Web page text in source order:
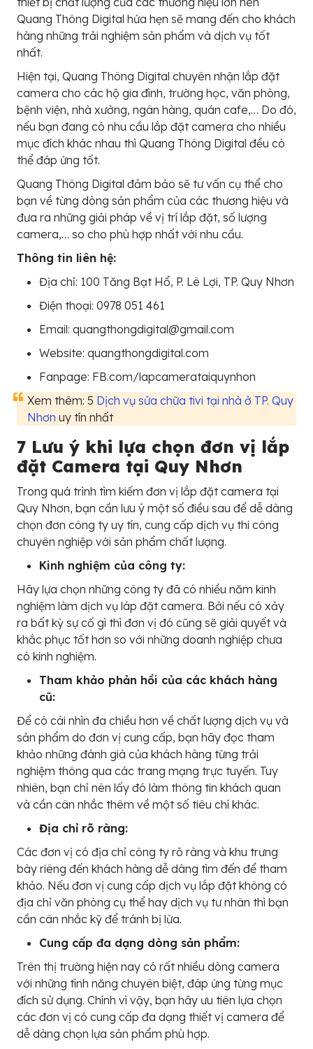
Quang Thông Digital hứa hẹn sẽ mang đến cho khách
hàng những trải nghiệm sản phẩm và dịch vụ tốt
nhất.
Hiện tại, Quang Thông Digital chuyên nhận lắp đặt
camera cho các hộ gia đình, trường học, văn phòng,
bệnh viện, nhà xưởng, ngân hàng, quán cafe,… Do đó,
nếu bạn đang có nhu cầu lắp đặt camera cho nhiều
mục đích khác nhau thì Quang Thông Digital đều có
thể đáp ứng tốt.
Quang Thông Digital đảm bảo sẽ tư vấn cụ thể cho
bạn về từng dòng sản phẩm của các thương hiệu và
đưa ra những giải pháp về vị trí lắp đặt, số lượng
camera,… so cho phù hợp nhất với nhu cầu.
Thông tin liên hệ:
Địa chỉ: 100 Tăng Bạt Hổ, P. Lê Lợi, TP. Quy Nhơn
Điện thoại: 0978 051 461
Email: quangthongdigital@gmail.com
Website: quangthongdigital.com
Fanpage: FB.com/lapcamerataiquynhon
Xem thêm: 5 Dịch vụ sửa chữa tivi tại nhà ở TP. Quy
Nhơn uy tín nhất
7 Lưu ý khi lựa chọn đơn vị lắp
đặt Camera tại Quy Nhơn
Trong quá trình tìm kiếm đơn vị lắp đặt camera tại
Quy Nhơn, bạn cần lưu ý một số điều sau để dễ dàng
chọn đơn công ty uy tín, cung cấp dịch vụ thi công
chuyên nghiệp với sản phẩm chất lượng.
Kinh nghiệm của công ty:
Hãy lựa chọn những công ty đã có nhiều năm kinh
nghiệm làm dịch vụ láp đặt camera. Bởi nếu có xảy
ra bất kỳ sự cố gì thì đơn vị đó cũng sẽ giải quyết và
khắc phục tốt hơn so với những doanh nghiệp chưa
có kinh nghiệm.
Tham khảo phản hồi của các khách hàng
cũ:
Để có cái nhìn đa chiều hơn về chất lượng dịch vụ và
sản phẩm do đơn vị cung cấp, bạn hãy đọc tham
khảo những đánh giá của khách hàng từng trải
nghiệm thông qua các trang mạng trực tuyến. Tuy
nhiên, bạn chỉ nên lấy đó làm thông tin khách quan
và cần cân nhắc thêm về một số tiêu chí khác.
Địa chỉ rõ ràng:
Các đơn vị có địa chỉ công ty rõ ràng và khu trưng
bày riêng đến khách hàng dễ dàng tìm đến để tham
khảo. Nếu đơn vị cung cấp dịch vụ lắp đặt không có
địa chỉ văn phòng cụ thể hay dịch vụ tư nhân thì bạn
cần cân nhắc kỹ để tránh bị lừa.
Cung cấp đa dạng dòng sản phẩm:
Trên thị trường hiện nay có rất nhiều dòng camera
với những tính năng chuyên biệt, đáp ứng từng mục
đích sử dụng. Chính vì vậy, bạn hãy ưu tiên lựa chọn
các đơn vị có cung cấp đa dạng thiết vị camera để
dễ dàng chọn lựa sản phẩm phù hợp.